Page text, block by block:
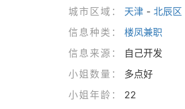
城市区域： 天津- 北辰区
信息种类：
楼凤兼职
信息来源：
自己开发
小姐数量：
多点好
小姐年龄：
22